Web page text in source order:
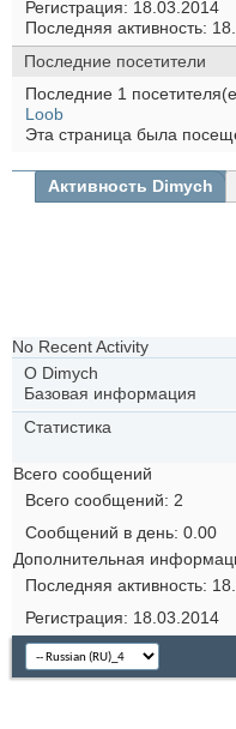
Регистрация
18.03.2014
Последняя активность
Последние посетители
Последние 1
Loob
Эта страница была
Активность Dimych
No Recent Activity
О Dimych
Базовая информация
Статистика
Всего сообщений
Всего сообщений 2
Сообщений в день 0.00
Дополнительная
Последняя активность
Регистрация
18.03.2014